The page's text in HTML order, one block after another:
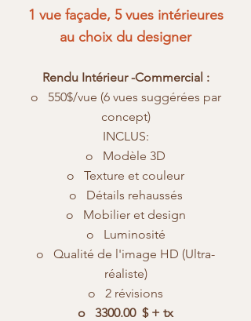
1 vue façade, 5 vues intérieures
au choix du designer
Rendu Intérieur -Commercial :
o 550$/vue (6 vues suggérées par
concept)
INCLUS:
o Modèle 3D
o Texture et couleur
o Détails rehaussés
o Mobilier et design
o Luminosité
o Qualité de l'image HD (Ultra-
réaliste)
o 2 révisions
o 3300.00 $ + tx